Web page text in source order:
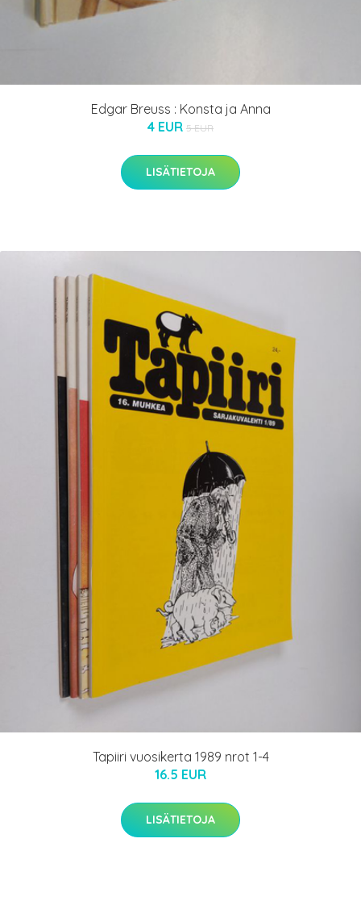
Edgar Breuss : Konsta ja Anna
4 EUR 5 EUR
LISÄTIETOJA
Tapiiri vuosikerta 1989 nrot 1-4
16.5 EUR
LISÄTIETOJA